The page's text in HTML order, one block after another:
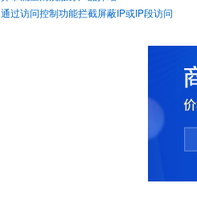
通过访问控制功能拦截屏蔽IP或IP段访问